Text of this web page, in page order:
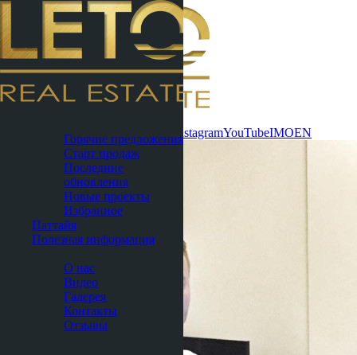
WhatsApp InstagramYouTubeIMOEN
Горячие предложения
Старт продаж
Последние
обновления
Новые проекты
Избранное
Паттайя
Полезная информация
О нас
Видео
Галерея
Контакты
Отзывы